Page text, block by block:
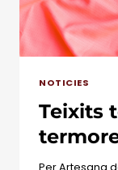
NOTICIES
Teixits
PerArtesana